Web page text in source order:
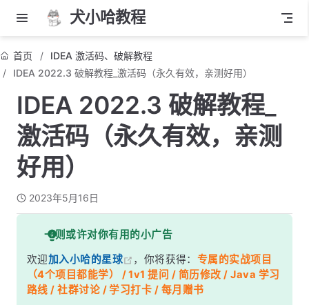
犬小哈教程
首页
IDEA 激活码、破解教程
IDEA 2022.3 破解教程_激活码（永久有效，亲测好用）
IDEA 2022.3 破解教程_
激活码（永久有效，亲测
好用）
2023年5月16日
一则或许对你有用的小广告
欢迎加入小哈的星球 ，你将获得： 专属的实战项目
（4个项目都能学） / 1v1 提问 / 简历修改 / Java 学习
路线 / 社群讨论 / 学习打卡 / 每月赠书